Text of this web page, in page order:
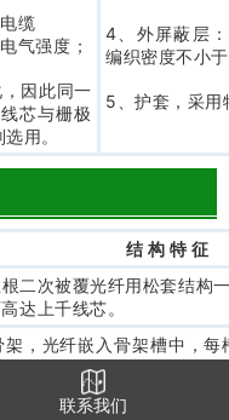
缆
气强度；
因此同一
芯与栅极
用。
4、外屏蔽层
编织密度不小
5、护套，采用
结 构 特 征
二次被覆光纤用松套结构
达上千线芯。
，光纤嵌入骨架槽中，
该结构带状光缆的光纤可达
膏，放入8组（每组12根
联系我们